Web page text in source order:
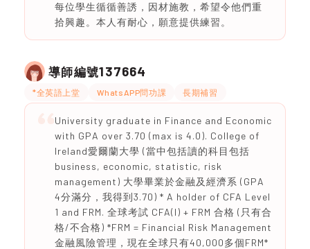
每位學生循循善誘，因材施教，希望令他們重
拾興趣。本人有耐心，願意提供練習。
導師編號137664
*全英語上堂 WhatsAPP問功課 長期補習
University graduate in Finance and Economic
with GPA over 3.70 (max is 4.0). College of
Ireland愛爾蘭大學 (當中包括讀的科目包括
business, economic, statistic, risk
management) 大學畢業於金融及經濟系 (GPA
4分滿分，我得到3.70) * A holder of CFA Level
1 and FRM. 全球考試 CFA(I) + FRM 合格 (只有合
格/不合格) *FRM = Financial Risk Management
金融風險管理，現在全球只有40,000多個FRM*